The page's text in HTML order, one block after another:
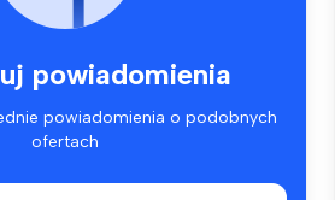
powiadomienia
powiadomienia o podobnych
ofertach